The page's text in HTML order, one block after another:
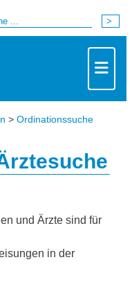
> Ordinationssuche
und Ärzte sind für
in der